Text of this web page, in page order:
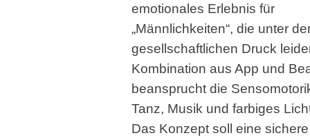
emotionales Erlebnis für
„Männlichkeiten“, die unter
gesellschaftlichen Druck
Kombination aus App und
beansprucht die
Tanz, Musik und farbiges
Das Konzept soll eine